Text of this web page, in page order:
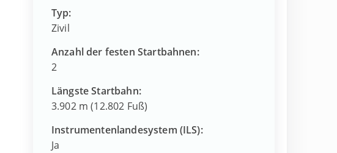
Typ:
Zivil
Anzahl der festen Startbahnen:
2
Längste Startbahn:
3.902 m (12.802 Fuß)
Instrumentenlandesystem (ILS):
Ja